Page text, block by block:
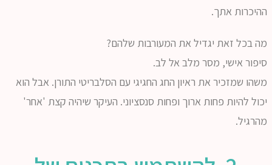
ההיכרות אתך.
מה בכל זאת יגדיל את המעורבות שלהם?
סיפור אישי, מסר מלב אל לב.
משהו שמזכיר את ראיון החג החגיגי עם הסלבריטי התורן. אבל הוא
יכול להיות פחות ארוך ופחות סנסציוני. העיקר שיהיה קצת 'אחר'
מהרגיל.